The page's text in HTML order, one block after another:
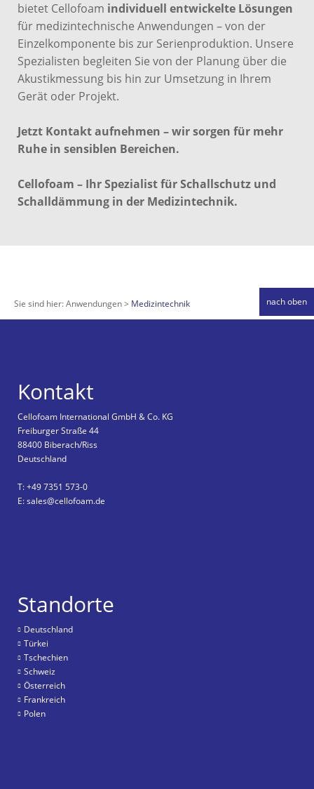
bietet Cellofoam individuell entwickelte Lösungen
für medizintechnische Anwendungen – von der
Einzelkomponente bis zur Serienproduktion. Unsere
Spezialisten begleiten Sie von der Planung über die
Akustikmessung bis hin zur Umsetzung in Ihrem
Gerät oder Projekt.
Jetzt Kontakt aufnehmen – wir sorgen für mehr
Ruhe in sensiblen Bereichen.
Cellofoam – Ihr Spezialist für Schallschutz und
Schalldämmung in der Medizintechnik.
Sie sind hier:Anwendungen Medizintechnik nach oben
Kontakt
Cellofoam International GmbH & Co. KG
Freiburger Straße 44
88400 Biberach/Riss
Deutschland
T: +49 7351 573-0
E: sales@cellofoam.de
Standorte
Deutschland
Türkei
Tschechien
Schweiz
Österreich
Frankreich
Polen